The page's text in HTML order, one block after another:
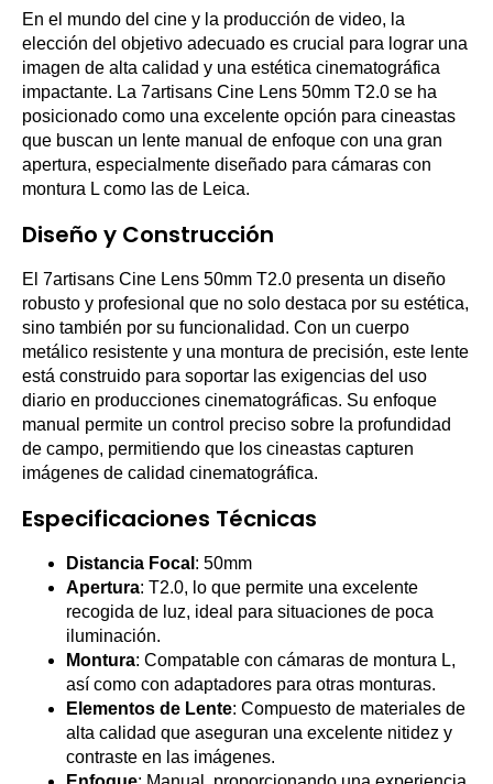
En el mundo del cine y la producción de video, la
elección del objetivo adecuado es crucial para lograr una
imagen de alta calidad y una estética cinematográfica
impactante. La 7artisans Cine Lens 50mm T2.0 se ha
posicionado como una excelente opción para cineastas
que buscan un lente manual de enfoque con una gran
apertura, especialmente diseñado para cámaras con
montura L como las de Leica.
Diseño y Construcción
El 7artisans Cine Lens 50mm T2.0 presenta un diseño
robusto y profesional que no solo destaca por su estética,
sino también por su funcionalidad. Con un cuerpo
metálico resistente y una montura de precisión, este lente
está construido para soportar las exigencias del uso
diario en producciones cinematográficas. Su enfoque
manual permite un control preciso sobre la profundidad
de campo, permitiendo que los cineastas capturen
imágenes de calidad cinematográfica.
Especificaciones Técnicas
Distancia Focal : 50mm
Apertura: T2.0, lo que permite una excelente
recogida de luz, ideal para situaciones de poca
iluminación.
Montura: Compatable con cámaras de montura L,
así como con adaptadores para otras monturas.
Elementos de Lente: Compuesto de materiales de
alta calidad que aseguran una excelente nitidez y
contraste en las imágenes.